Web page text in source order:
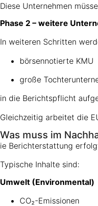
Diese Unternehmen
Phase 2 – weitere
In weiteren Schritten
börsennotierte KMU
große
in die Berichtspflicht
Gleichzeitig arbeitet die
Was muss im
ie Berichterstattung
Typische Inhalte sind:
Umwelt (Environmental)
CO₂-Emissionen